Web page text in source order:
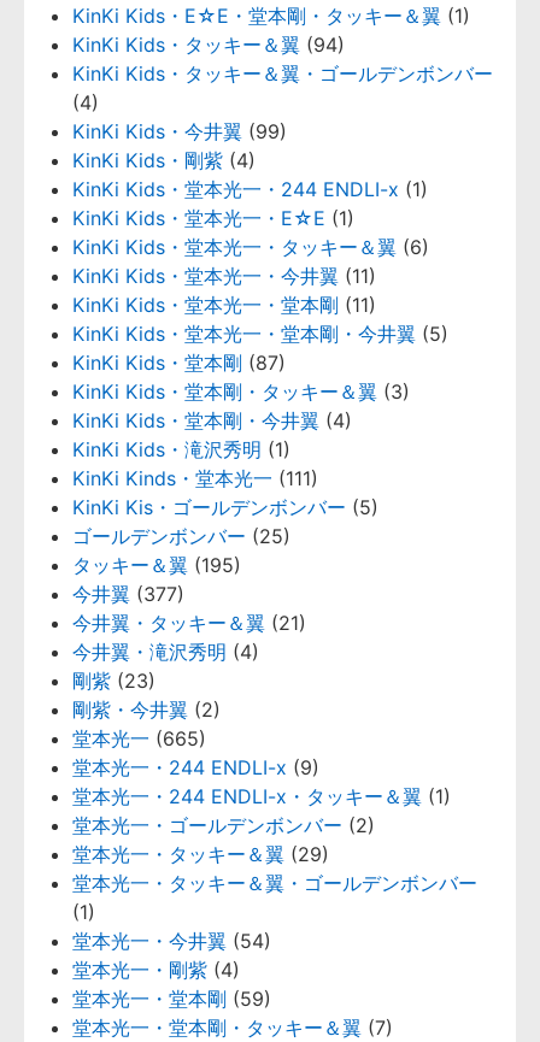
KinKi Kids・E☆E・堂本剛・タッキー＆翼 (1)
KinKi Kids・タッキー＆翼 (94)
KinKi Kids・タッキー＆翼・ゴールデンボンバー
(4)
KinKi Kids・今井翼 (99)
KinKi Kids・剛紫 (4)
KinKi Kids・堂本光一・244 ENDLI-x (1)
KinKi Kids・堂本光一・E☆E (1)
KinKi Kids・堂本光一・タッキー＆翼 (6)
KinKi Kids・堂本光一・今井翼 (11)
KinKi Kids・堂本光一・堂本剛 (11)
KinKi Kids・堂本光一・堂本剛・今井翼 (5)
KinKi Kids・堂本剛 (87)
KinKi Kids・堂本剛・タッキー＆翼 (3)
KinKi Kids・堂本剛・今井翼 (4)
KinKi Kids・滝沢秀明 (1)
KinKi Kinds・堂本光一 (111)
KinKi Kis・ゴールデンボンバー (5)
ゴールデンボンバー (25)
タッキー＆翼 (195)
今井翼 (377)
今井翼・タッキー＆翼 (21)
今井翼・滝沢秀明 (4)
剛紫 (23)
剛紫・今井翼 (2)
堂本光一 (665)
堂本光一・244 ENDLI-x (9)
堂本光一・244 ENDLI-x・タッキー＆翼 (1)
堂本光一・ゴールデンボンバー (2)
堂本光一・タッキー＆翼 (29)
堂本光一・タッキー＆翼・ゴールデンボンバー
(1)
堂本光一・今井翼 (54)
堂本光一・剛紫 (4)
堂本光一・堂本剛 (59)
堂本光一・堂本剛・タッキー＆翼 (7)